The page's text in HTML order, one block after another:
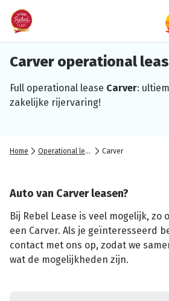
Carver operational
Full operational lease Carver:
zakelijke rijervaring!
Home Operational lease Carver
Auto van Carver leasen?
Bij Rebel Lease is veel mogelijk, zo
een Carver. Als je geïnteresseerd
contact met ons op, zodat we
wat de mogelijkheden zijn.